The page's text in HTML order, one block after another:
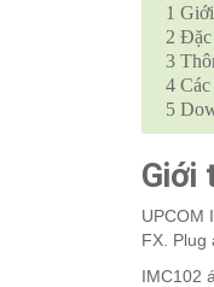
1
2 Đặc
3
4 Các
5
Giới
UPCOM
FX. Plug
IMC102